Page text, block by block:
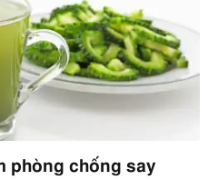
phòng chống say